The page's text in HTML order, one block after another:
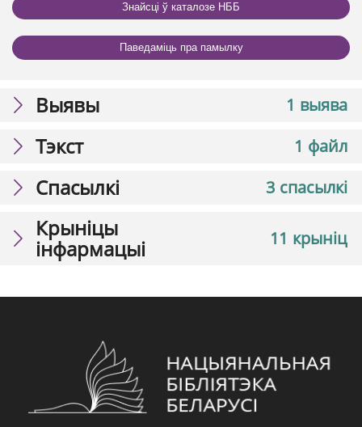
Знайсці ў каталозе НББ
Паведаміць пра памылку
1 выява
Выявы
1 файл
Тэкст
3 спасылкі
Спасылкі
11 крыніц
Крыніцы
інфармацыі